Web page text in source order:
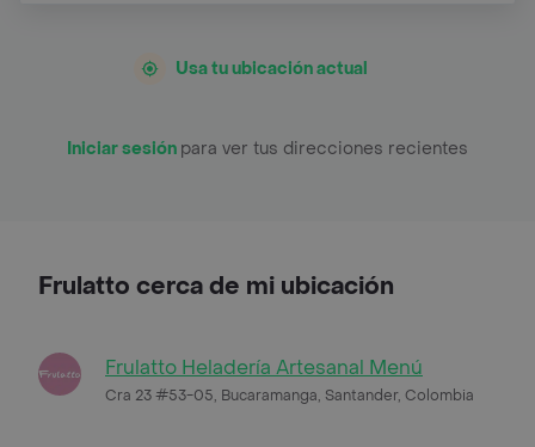
Usa tu ubicación actual
Iniciar sesión para ver tus direcciones recientes
Frulatto cerca de mi ubicación
Frulatto Heladería Artesanal Menú
Cra 23 #53-05, Bucaramanga, Santander, Colombia